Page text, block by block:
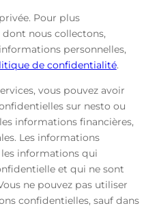
Pour plus
nous collectons,
personnelles,
de confidentialité.
vous pouvez avoir
sur nesto ou
informations financières,
Les informations
informations qui
et qui ne sont
ne pouvez pas utiliser
confidentielles, sauf dans